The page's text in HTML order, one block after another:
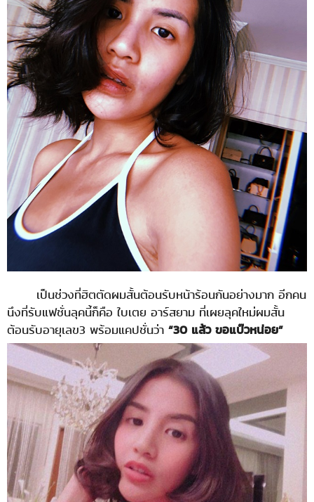
เป็นช่วงที่ฮิตตัดผมสั้นต้อนรับหน้าร้อนกันอย่างมาก อีกคน
นึงที่รับแฟชั่นลุคนี้ก็คือ ใบเตย อาร์สยาม ที่เผยลุคใหม่ผมสั้น
ต้อนรับอายุเลข3 พร้อมแคปชั่นว่า “30 แล้ว ขอแบ๊วหน่อย”